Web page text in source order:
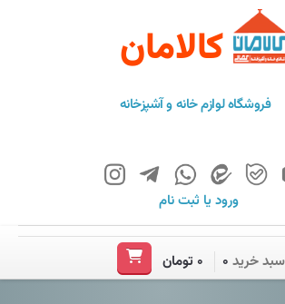
کالامان
فروشگاه لوازم خانه و آشپزخانه
ورودیا ثبت نام
سبد خرید ۰ ۰ تومان